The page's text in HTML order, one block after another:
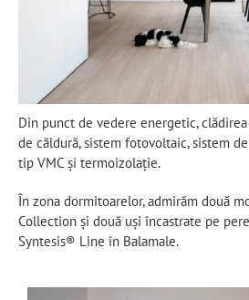
Din punct de vedere energetic,
de căldură, sistem fotovoltaic, sistem
tip VMC și termoizolație.
În zona dormitoarelor, admirăm două
Collection și două uși încastrate pe
Syntesis® Line în Balamale.